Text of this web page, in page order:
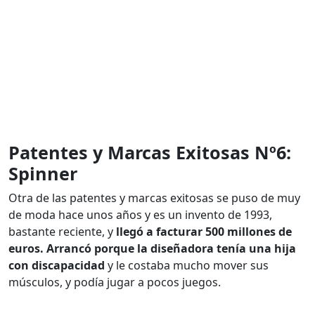
Patentes y Marcas Exitosas Nº6:
Spinner
Otra de las patentes y marcas exitosas se puso de muy
de moda hace unos años y es un invento de 1993,
bastante reciente, y llegó a facturar 500 millones de
euros. Arrancó porque la diseñadora tenía una hija
con discapacidad y le costaba mucho mover sus
músculos, y podía jugar a pocos juegos.